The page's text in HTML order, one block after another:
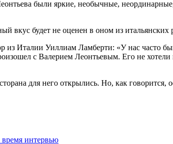
были яркие, необычные,
вкус будет не оценен в оном из итальянских
из Италии Уиллиам Ламберти: «У нас часто
с Валерием Леонтьевым. Его не хотели
для него открылись. Но, как говорится,
интервью